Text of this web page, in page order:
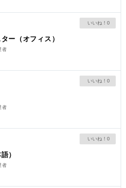
0
ー（オフィス）
者
0
者
0
）
者